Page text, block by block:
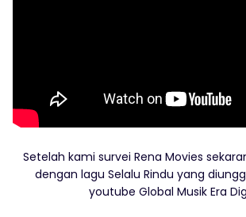
Setelah kami survei Rena Movies
dengan lagu Selalu Rindu yang
youtube Global Musik Era